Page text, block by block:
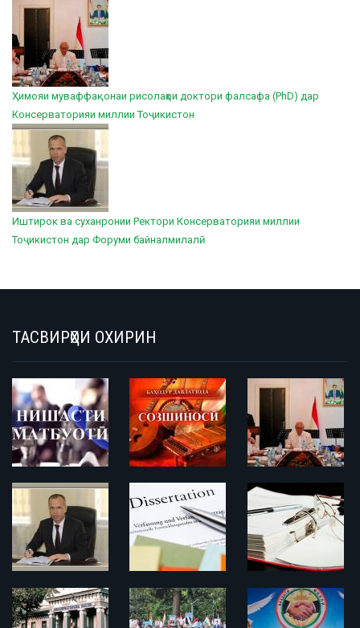
Ҳимояи муваффақонаи рисолаҳои доктори фалсафа (PhD) дар
Консерваторияи миллии Тоҷикистон
Иштирок ва суханронии Ректори Консерваторияи миллии
Тоҷикистон дар Форуми байналмилалӣ
ТАСВИРҲОИ ОХИРИН